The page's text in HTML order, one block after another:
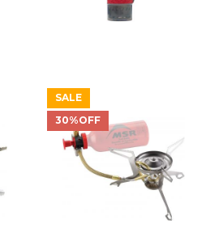
SALE
30%OFF